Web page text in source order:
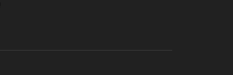
فقه عام وأحكام فقهية (62)